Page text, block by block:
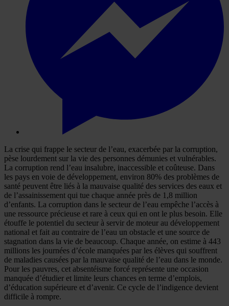
La crise qui frappe le secteur de l’eau, exacerbée par la corruption,
pèse lourdement sur la vie des personnes démunies et vulnérables.
La corruption rend l’eau insalubre, inaccessible et coûteuse. Dans
les pays en voie de développement, environ 80% des problèmes de
santé peuvent être liés à la mauvaise qualité des services des eaux et
de l’assainissement qui tue chaque année près de 1,8 million
d’enfants. La corruption dans le secteur de l’eau empêche l’accès à
une ressource précieuse et rare à ceux qui en ont le plus besoin. Elle
étouffe le potentiel du secteur à servir de moteur au développement
national et fait au contraire de l’eau un obstacle et une source de
stagnation dans la vie de beaucoup. Chaque année, on estime à 443
millions les journées d’école manquées par les élèves qui souffrent
de maladies causées par la mauvaise qualité de l’eau dans le monde.
Pour les pauvres, cet absentéisme forcé représente une occasion
manquée d’étudier et limite leurs chances en terme d’emplois,
d’éducation supérieure et d’avenir. Ce cycle de l’indigence devient
difficile à rompre.